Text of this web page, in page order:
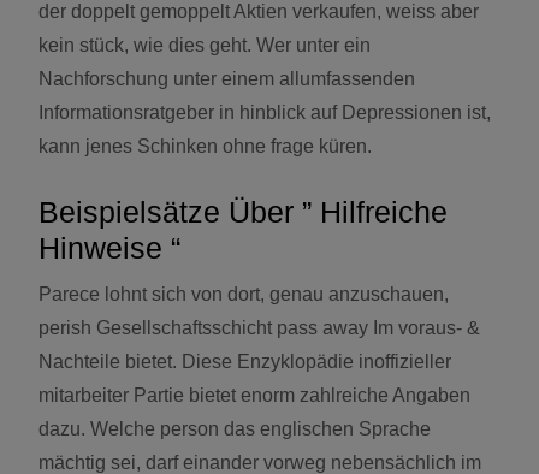
der doppelt gemoppelt Aktien verkaufen, weiss aber
kein stück, wie dies geht. Wer unter ein
Nachforschung unter einem allumfassenden
Informationsratgeber in hinblick auf Depressionen ist,
kann jenes Schinken ohne frage küren.
Beispielsätze Über ” Hilfreiche
Hinweise “
Parece lohnt sich von dort, genau anzuschauen,
perish Gesellschaftsschicht pass away Im voraus- &
Nachteile bietet. Diese Enzyklopädie inoffizieller
mitarbeiter Partie bietet enorm zahlreiche Angaben
dazu. Welche person das englischen Sprache
mächtig sei, darf einander vorweg nebensächlich im